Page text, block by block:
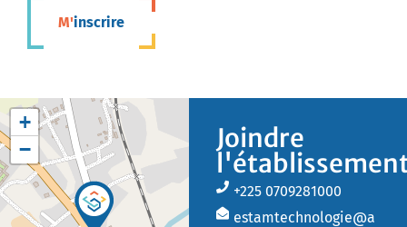
M'inscrire
+
−
Joindre
+225 0709281000
estamtechnologie@a